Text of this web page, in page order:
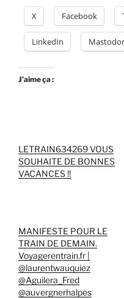
X Facebook
LinkedIn
J’aime ça :
LETRAIN634269 VOUS
SOUHAITE DE BONNES
VACANCES !!
MANIFESTE POUR LE
TRAIN DE DEMAIN.
Voyagerentrain.fr |
@laurentwauquiez
@Aguilera_Fred
@auvergnerhalpes